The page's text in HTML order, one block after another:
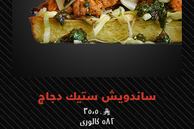
ساندويش ستيك دجاج
٣٥،٥٠
٥٨٢ كالوري